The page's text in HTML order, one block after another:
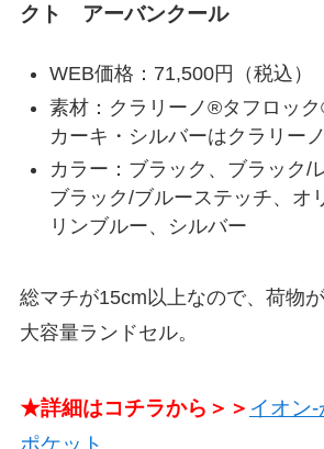
クト アーバンクール
WEB価格：71,500円（税込）
素材：クラリーノ®タフロッ
カーキ・シルバーはクラリー
カラー：ブラック、ブラック/
ブラック/ブルーステッチ、オ
リンブルー、シルバー
総マチが15cm以上なので、荷物
大容量ランドセル。
★詳細はコチラから＞＞ イオン
ポケット